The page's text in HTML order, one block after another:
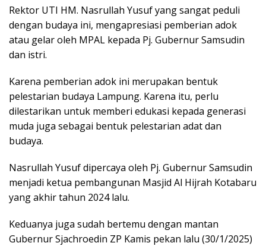
Rektor UTI HM. Nasrullah Yusuf yang sangat peduli
dengan budaya ini, mengapresiasi pemberian adok
atau gelar oleh MPAL kepada Pj. Gubernur Samsudin
dan istri.
Karena pemberian adok ini merupakan bentuk
pelestarian budaya Lampung. Karena itu, perlu
dilestarikan untuk memberi edukasi kepada generasi
muda juga sebagai bentuk pelestarian adat dan
budaya.
Nasrullah Yusuf dipercaya oleh Pj. Gubernur Samsudin
menjadi ketua pembangunan Masjid Al Hijrah Kotabaru
yang akhir tahun 2024 lalu.
Keduanya juga sudah bertemu dengan mantan
Gubernur Sjachroedin ZP Kamis pekan lalu (30/1/2025)